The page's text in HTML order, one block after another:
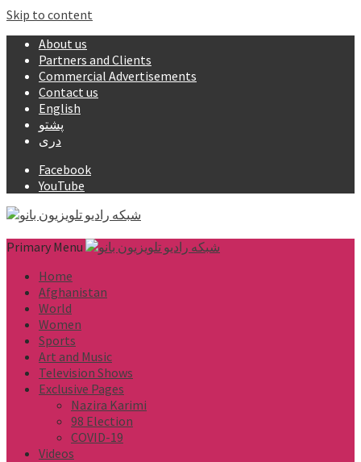
Skip to content
About us
Partners and Clients
Commercial Advertisements
Contact us
English
پشتو
دری
Facebook
YouTube
Primary Menu
Home
Afghanistan
World
Women
Sports
Art and Music
Television Shows
Exclusive Pages
Nazira Karimi
98 Election
COVID-19
Videos